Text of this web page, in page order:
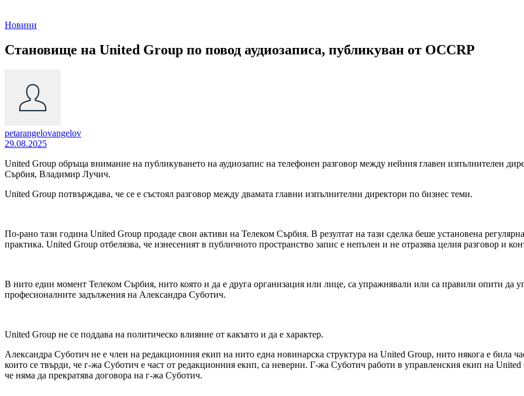
Новини
Становище на United Group по повод аудиозаписа, публикуван от OCCRP
petarangelovangelov
29.08.2025
United Group обръща внимание на публикуването на аудиозапис на телефонен разговор между нейния главен изпълнителен
Сърбия, Владимир Лучич.
United Group потвърждава, че се е състоял разговор между двамата главни изпълнителни директори по бизнес теми.
По-рано тази година United Group продаде свои активи на Телеком Сърбия. В резултат на тази сделка беше установена
практика. United Group отбелязва, че изнесеният в публичното пространство запис е непълен и не отразява целия разговор и
В нито един момент Телеком Сърбия, нито която и да е друга организация или лице, са упражнявали или са правили опити да
професионалните задължения на Александра Суботич.
United Group не се поддава на политическо влияние от какъвто и да е характер.
Александра Суботич не е член на редакционния екип на нито една новинарска структура на United Group, нито някога е била
които се твърди, че г-жа Суботич е част от редакционния екип, са неверни. Г-жа Суботич работи в управленския екип на
че няма да прекратява договора на г-жа Суботич.